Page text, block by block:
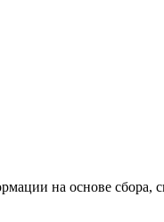
на основе сбора,